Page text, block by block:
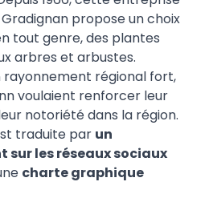
propose un choix
tout genre, des plantes
arbres et arbustes.
rayonnement régional fort,
voulaient renforcer leur
notoriété dans la région.
traduite par un
les réseaux sociaux
charte graphique